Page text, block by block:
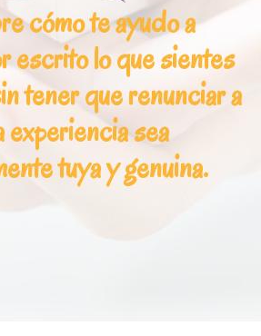
cómo te ayudo a
escrito lo que sientes
tener que renunciar a
experiencia sea
tuya y genuina.